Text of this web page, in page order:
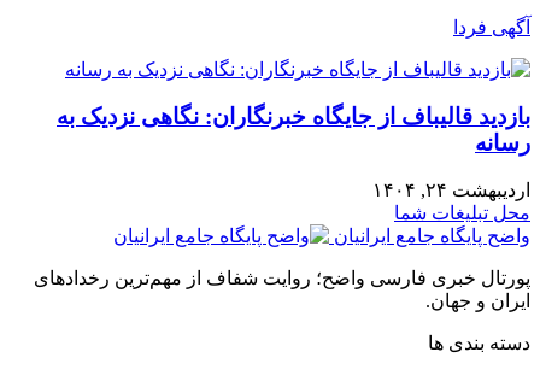
آگهی فردا
بازدید قالیباف از جایگاه خبرنگاران: نگاهی نزدیک به
رسانه
اردیبهشت ۲۴, ۱۴۰۴
محل تبلیغات شما
واضح پایگاه جامع ایرانیان
پورتال خبری فارسی واضح؛ روایت شفاف از مهم‌ترین رخدادهای
ایران و جهان.
دسته بندی ها